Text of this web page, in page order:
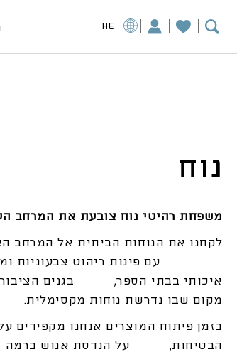
HE
נוח
משפחת רהיטי נוח צובעת את המרחב
לקחנו את הנוחות הביתית אל
עם פינות ריהוט צבעוניות
איכותי בבתי הספר, בגנים
מקום שבו נדרשת נוחות מקסימלית.
בזמן פיתוח המוצרים אנחנו מקפידים
הבטיחות, על הנדסת אנוש ברמה